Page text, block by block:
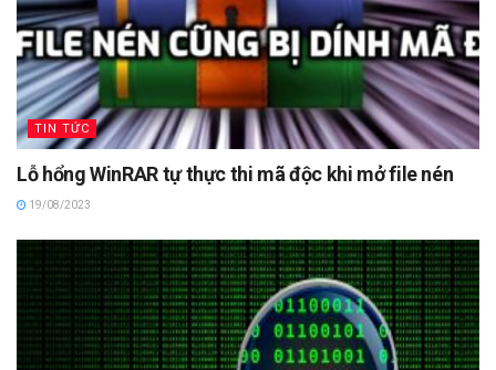
TIN TỨC
Lỗ hổng WinRAR tự thực thi mã độc khi mở file nén
19/08/2023